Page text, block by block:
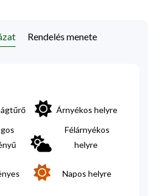
Rendelés menete
Árnyékos helyre
Félárnyékos
helyre
Napos helyre